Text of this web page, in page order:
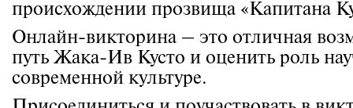
происхождении прозвища «Капитана
Онлайн-викторина – это отличная
путь Жака-Ив Кусто и оценить роль
современной культуре.